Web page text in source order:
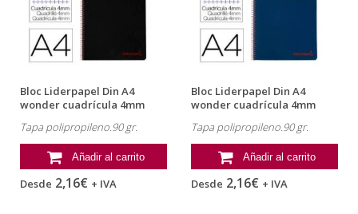
Bloc Liderpapel Din A4
wonder cuadrícula 4mm
Tapa polipropileno.90 gr.
Añadir al carrito
Desde 2,16€ + IVA
Bloc Liderpapel Din A4
wonder cuadrícula 4mm
Tapa polipropileno.90 gr.
Añadir al carrito
Desde 2,16€ + IVA